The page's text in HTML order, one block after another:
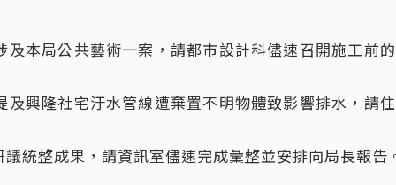
及本局公共藝術一案，請都市設計科儘速召開施工前
及興隆社宅汙水管線遭棄置不明物體致影響排水，請
統整成果，請資訊室儘速完成彙整並安排向局長報告